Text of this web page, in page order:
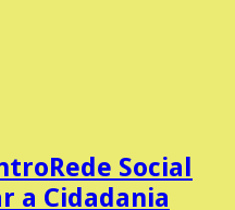
Rede Social
a Cidadania